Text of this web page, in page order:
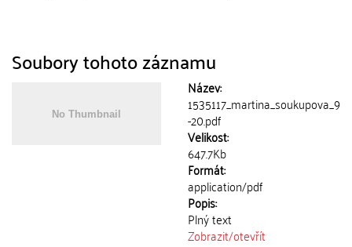
Soubory tohoto záznamu
Název:
1535117_martina_soukupova_9
-20.pdf
Velikost:
647.7Kb
Formát:
application/pdf
Popis:
Plný text
Zobrazit/otevřít